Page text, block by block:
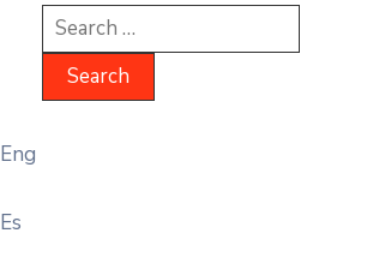
Eng
Es